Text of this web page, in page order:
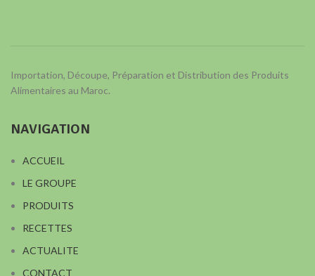
Importation, Découpe, Préparation et Distribution des Produits
Alimentaires au Maroc.
NAVIGATION
ACCUEIL
LE GROUPE
PRODUITS
RECETTES
ACTUALITE
CONTACT